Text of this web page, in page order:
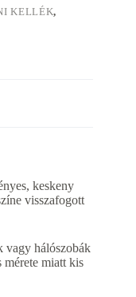
KELLÉK,
keskeny
visszafogott
vagy hálószobák
mérete miatt kis